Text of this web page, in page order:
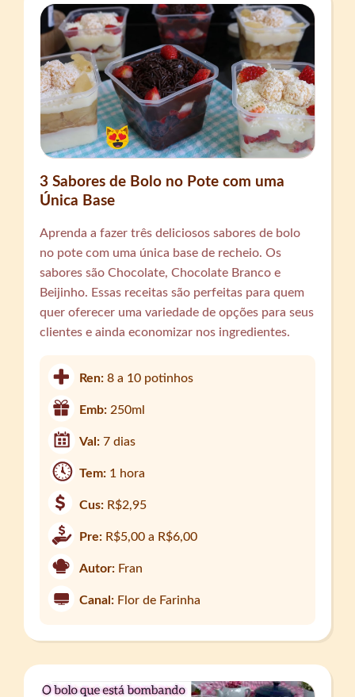
3 Sabores de Bolo no Pote com uma
Única Base
Aprenda a fazer três deliciosos sabores de bolo
no pote com uma única base de recheio. Os
sabores são Chocolate, Chocolate Branco e
Beijinho. Essas receitas são perfeitas para quem
quer oferecer uma variedade de opções para seus
clientes e ainda economizar nos ingredientes.
Ren:8 a 10 potinhos
Emb:250ml
Val:7 dias
Tem: 1 hora
Cus: R$2,95
Pre: R$5,00 a R$6,00
Autor: Fran
Canal: Flor de Farinha